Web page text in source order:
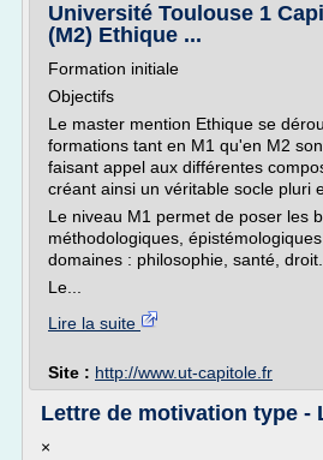
Université Toulouse 1
(M2) Ethique ...
Formation initiale
Objectifs
Le master mention Ethique se
formations tant en M1 qu'en M2
faisant appel aux différentes
créant ainsi un véritable socle pluri
Le niveau M1 permet de poser les
méthodologiques,
domaines : philosophie, santé, droit.
Le...
Lire la suite
Site : http://www.ut-capitole.fr
Lettre de motivation type -
×